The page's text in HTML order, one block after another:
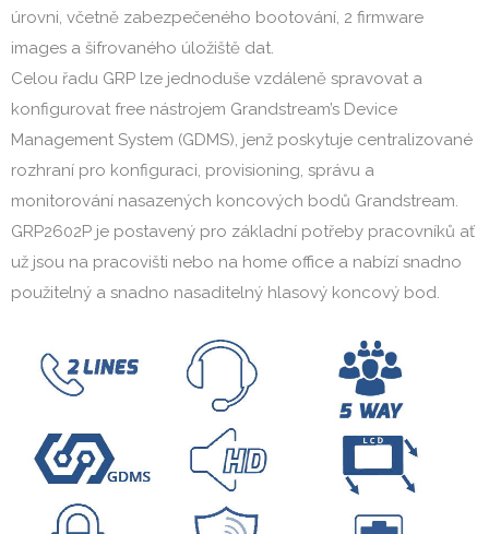
úrovni, včetně zabezpečeného bootování, 2 firmware
images a šifrovaného úložiště dat.
Celou řadu GRP lze jednoduše vzdáleně spravovat a
konfigurovat free nástrojem Grandstream’s Device
Management System (GDMS), jenž poskytuje centralizované
rozhraní pro konfiguraci, provisioning, správu a
monitorování nasazených koncových bodů Grandstream.
GRP2602P je postavený pro základní potřeby pracovníků ať
už jsou na pracovišti nebo na home office a nabízí snadno
použitelný a snadno nasaditelný hlasový koncový bod.